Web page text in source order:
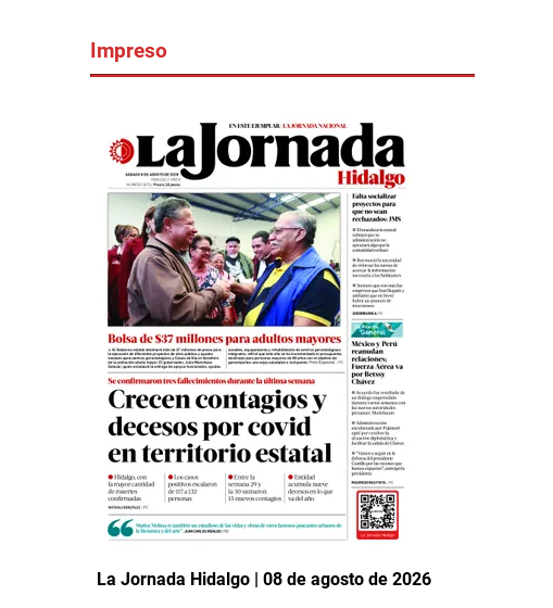
Impreso
La Jornada Hidalgo | 08 de agosto de 2026